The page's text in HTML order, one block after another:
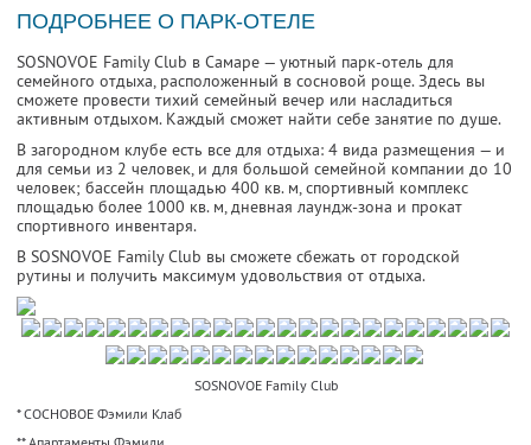
ПОДРОБНЕЕ О ПАРК-ОТЕЛЕ
SOSNOVOE Family Club в Самаре — уютный парк-отель для
семейного отдыха, расположенный в сосновой роще. Здесь вы
сможете провести тихий семейный вечер или насладиться
активным отдыхом. Каждый сможет найти себе занятие по душе.
В загородном клубе есть все для отдыха: 4 вида размещения — и
для семьи из 2 человек, и для большой семейной компании до 10
человек; бассейн площадью 400 кв. м, спортивный комплекс
площадью более 1000 кв. м, дневная лаундж-зона и прокат
спортивного инвентаря.
В SOSNOVOE Family Club вы сможете сбежать от городской
рутины и получить максимум удовольствия от отдыха.
SOSNOVOE Family Club
* СОСНОВОЕ Фэмили Клаб